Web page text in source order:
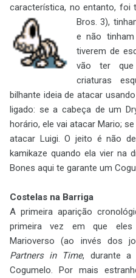
característica, no entanto, foi
Bros. 3),
e não
tiverem de
vão ter que
criaturas
bilhante ideia de atacar
ligado: se a cabeça de um
horário, ele vai atacar Mario;
atacar Luigi. O jeito é não
kamikaze quando ela vier na
Bones aqui te garante um
Costelas na Barriga
A primeira aparição
primeira vez em que
Marioverso (ao invés dos
Partners in Time, durante a
Cogumelo. Por mais